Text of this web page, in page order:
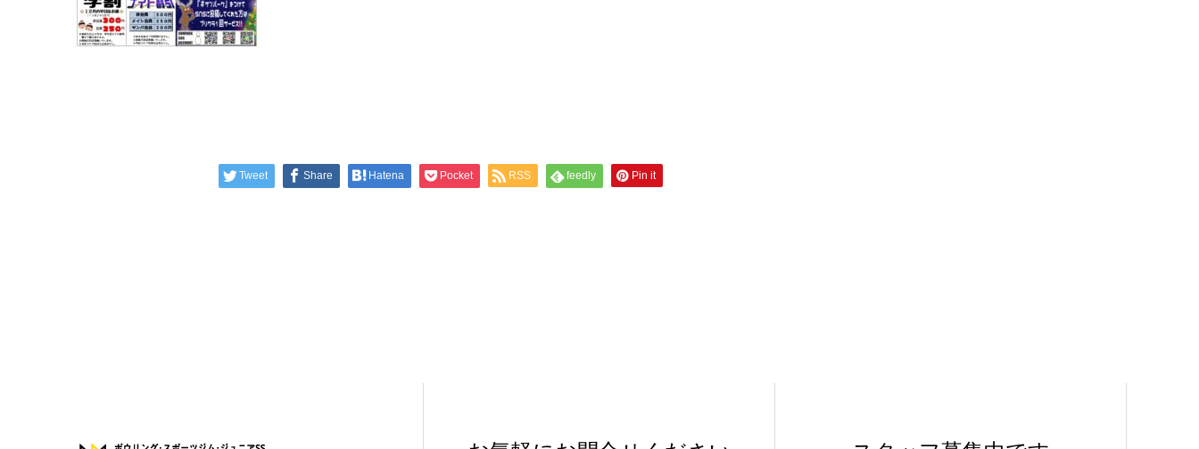
Tweet Share Hatena Pocket RSS feedly Pin it